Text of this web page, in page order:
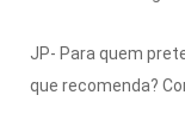
JP- Para quem
que recomenda?